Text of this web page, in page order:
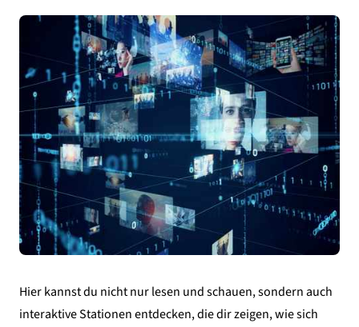
Hier kannst du nicht nur lesen und schauen, sondern auch
interaktive Stationen entdecken, die dir zeigen, wie sich